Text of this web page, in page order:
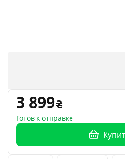
3 899
Готов к отправке